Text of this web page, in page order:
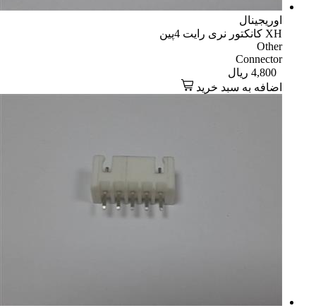
اوریجینال
XH کانکتور نری رایت 4پین
Other
Connector
4,800 ریال
اضافه به سبد خرید